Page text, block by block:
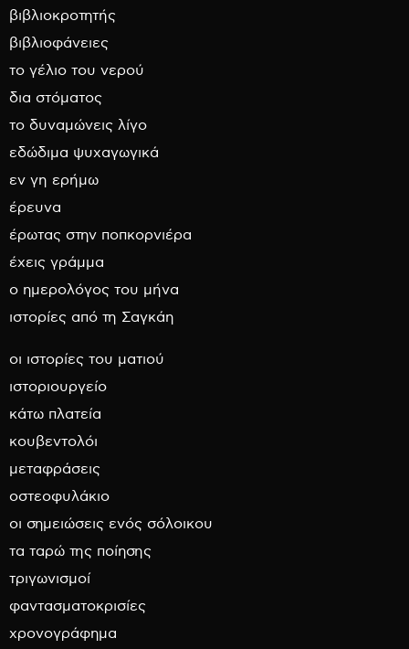
βιβλιοκροτητής
βιβλιοφάνειες
το γέλιο του νερού
δια στόματος
το δυναμώνεις λίγο
εδώδιμα ψυχαγωγικά
εν γη ερήμω
έρευνα
έρωτας στην ποπκορνιέρα
έχεις γράμμα
ο ημερολόγος του μήνα
ιστορίες από τη Σαγκάη
οι ιστορίες του ματιού
ιστοριουργείο
κάτω πλατεία
κουβεντολόι
μεταφράσεις
οστεοφυλάκιο
οι σημειώσεις ενός σόλοικου
τα ταρώ της ποίησης
τριγωνισμοί
φαντασματοκρισίες
χρονογράφημα